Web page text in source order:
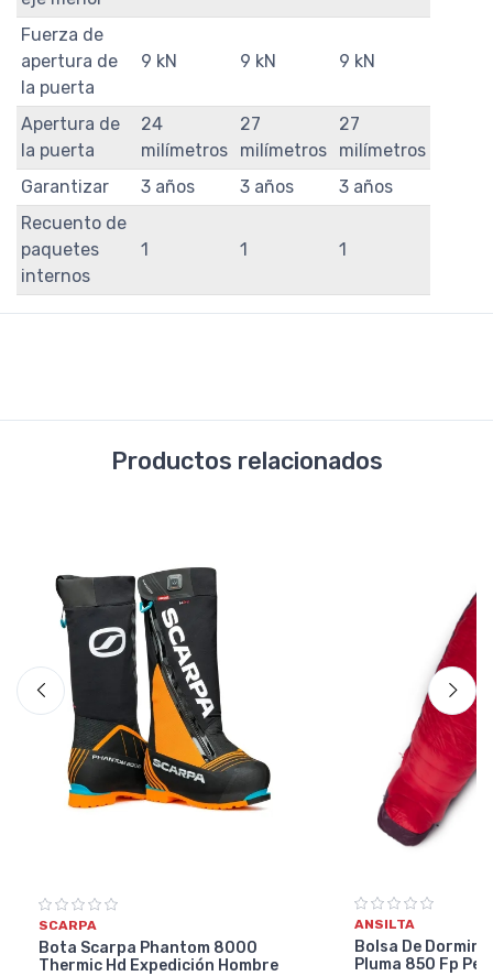
Fuerza de
apertura de
la puerta
9 kN 9 kN 9 kN
Apertura de
la puerta
24
milímetros
27
milímetros
27
milímetros
Garantizar
3 años 3 años
3 años
Recuento de
paquetes
internos
1 1 1
Productos relacionados
SCARPA
Bota Scarpa Phantom 8000
Thermic Hd Expedición Hombre
ANSILTA
Bolsa De Dormir
Pluma 850 Fp